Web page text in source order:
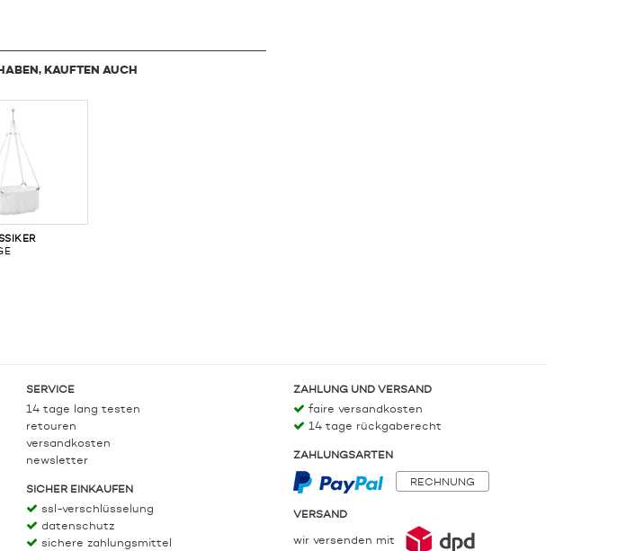
KAUFTEN AUCH
SERVICE
14 tage lang testen
retouren
versandkosten
newsletter
SICHER EINKAUFEN
ssl-verschlüsselung
datenschutz
sichere zahlungsmittel
ZAHLUNG UND VERSAND
faire versandkosten
14 tage rückgaberecht
ZAHLUNGSARTEN
RECHNUNG
VERSAND
wir versenden mit